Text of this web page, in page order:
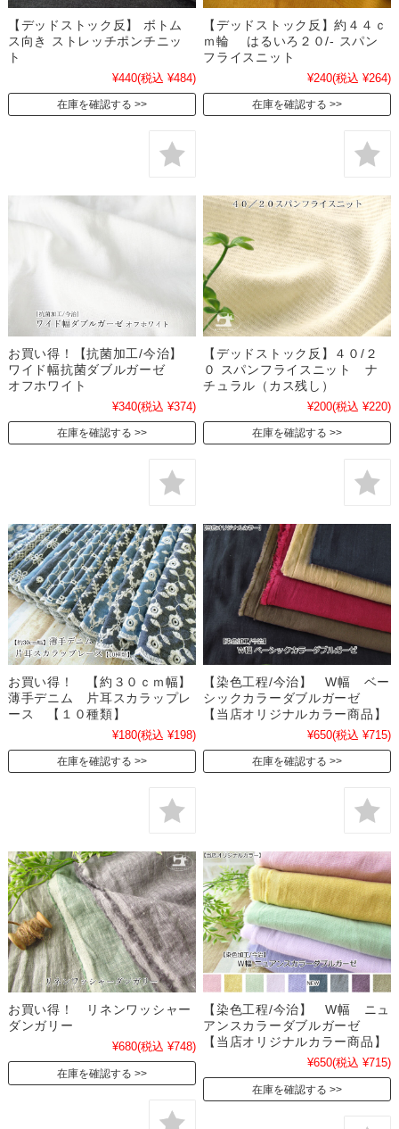
【デッドストック反】 ボトム
ス向き ストレッチポンチニッ
ト
¥440(税込 ¥484)
在庫を確認する
【デッドストック反】約４４ｃ
ｍ輪 はるいろ２０/- スパン
フライスニット
¥240(税込 ¥264)
在庫を確認する
お買い得！【抗菌加工/今治】
ワイド幅抗菌ダブルガーゼ
オフホワイト
¥340(税込 ¥374)
在庫を確認する
【デッドストック反】４０/２
０ スパンフライスニット ナ
チュラル（カス残し）
¥200(税込 ¥220)
在庫を確認する
お買い得！ 【約３０ｃｍ幅】
薄手デニム 片耳スカラップレ
ース 【１０種類】
¥180(税込 ¥198)
在庫を確認する
【染色工程/今治】 W幅 ベー
シックカラーダブルガーゼ
【当店オリジナルカラー商品】
¥650(税込 ¥715)
在庫を確認する
お買い得！ リネンワッシャー
ダンガリー
¥680(税込 ¥748)
在庫を確認する
【染色工程/今治】 W幅 ニュ
アンスカラーダブルガーゼ
【当店オリジナルカラー商品】
¥650(税込 ¥715)
在庫を確認する